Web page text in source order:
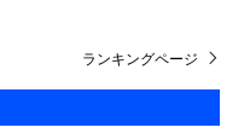
ランキングページ